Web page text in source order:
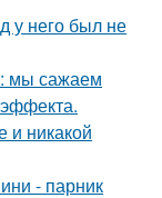
у него был не
мы сажаем
и никакой
- парник